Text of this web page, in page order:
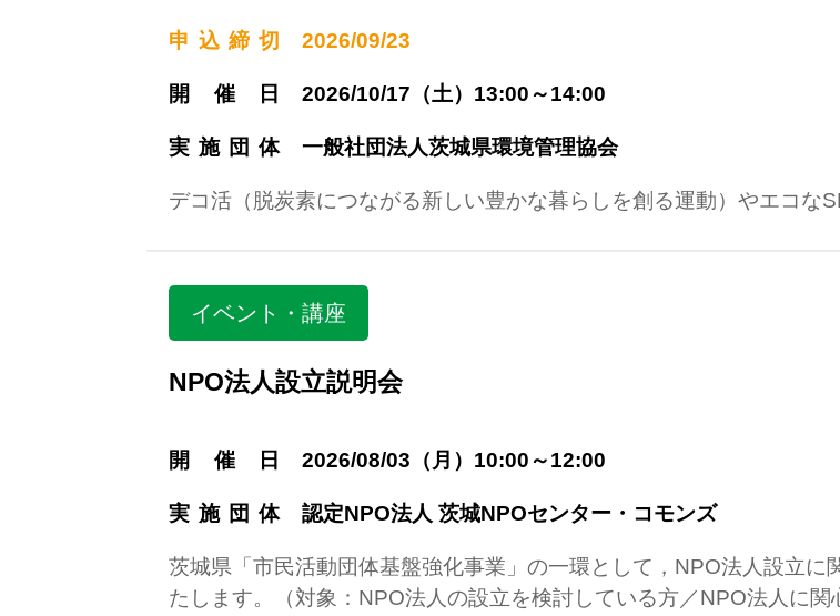
申込締切 2026/09/23
開催日 2026/10/17（土）13:00～14:00
実施団体 一般社団法人茨城県環境管理協会
デコ活（脱炭素につながる新しい豊かな暮らしを創る運動）やエコな
イベント・講座
NPO法人設立説明会
開催日 2026/08/03（月）10:00～12:00
実施団体 認定NPO法人 茨城NPOセンター・コモンズ
茨城県「市民活動団体基盤強化事業」の一環として，NPO法人設立
たします。（対象：NPO法人の設立を検討している方／NPO法人に